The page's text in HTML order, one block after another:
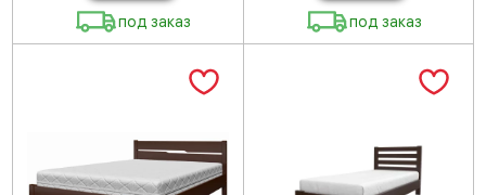
под заказ под заказ